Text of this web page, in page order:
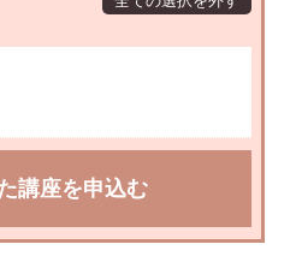
講座を申込む